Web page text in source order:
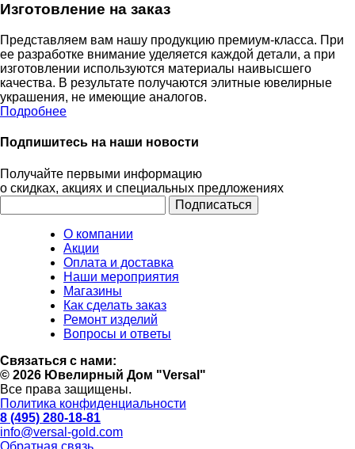
Изготовление на заказ
Представляем вам нашу продукцию премиум-класса. При
ее разработке внимание уделяется каждой детали, а при
изготовлении используются материалы наивысшего
качества. В результате получаются элитные ювелирные
украшения, не имеющие аналогов.
Подробнее
Подпишитесь на наши новости
Получайте первыми информацию
о скидках, акциях и специальных предложениях
О компании
Акции
Оплата и доставка
Наши мероприятия
Магазины
Как сделать заказ
Ремонт изделий
Вопросы и ответы
Связаться с нами:
© 2026 Ювелирный Дом "Versal"
Все права защищены.
Политика конфиденциальности
8 (495) 280-18-81
info@versal-gold.com
Обратная связь